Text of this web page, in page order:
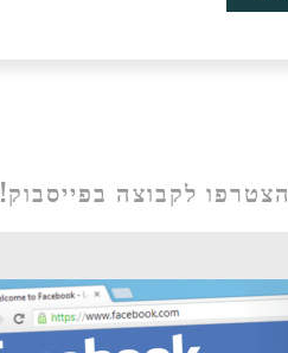
הצטרפו לקבוצה בפייסבוק!